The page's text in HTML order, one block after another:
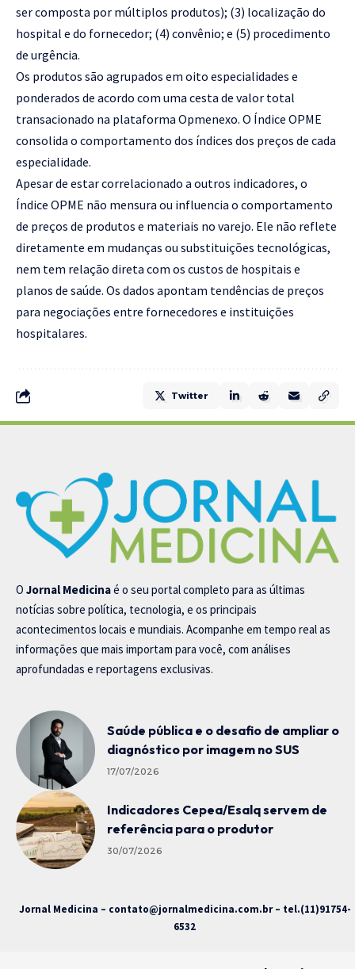
ser composta por múltiplos produtos); (3) localização do
hospital e do fornecedor; (4) convênio; e (5) procedimento
de urgência.
Os produtos são agrupados em oito especialidades e
ponderados de acordo com uma cesta de valor total
transacionado na plataforma Opmenexo. O Índice OPME
consolida o comportamento dos índices dos preços de cada
especialidade.
Apesar de estar correlacionado a outros indicadores, o
Índice OPME não mensura ou influencia o comportamento
de preços de produtos e materiais no varejo. Ele não reflete
diretamente em mudanças ou substituições tecnológicas,
nem tem relação direta com os custos de hospitais e
planos de saúde. Os dados apontam tendências de preços
para negociações entre fornecedores e instituições
hospitalares.
Twitter
O Jornal Medicinaé o seu portal completo para as últimas
notícias sobre política, tecnologia, e os principais
acontecimentos locais e mundiais. Acompanhe em tempo real as
informações que mais importam para você, com análises
aprofundadas e reportagens exclusivas.
Saúde pública e o desafio de ampliar o
diagnóstico por imagem no SUS
17/07/2026
Indicadores Cepea/Esalq servem de
referência para o produtor
30/07/2026
Jornal Medicina – contato@jornalmedicina.com.br– tel.(11)91754-
6532